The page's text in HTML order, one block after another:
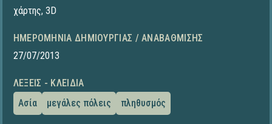
χάρτης, 3D
ΗΜΕΡΟΜΗΝΊΑ ΔΗΜΙΟΥΡΓΊΑΣ / ΑΝΑΒΆΘΜΙΣΗΣ
27/07/2013
ΛΈΞΕΙΣ - ΚΛΕΙΔΙΆ
Ασία
μεγάλες πόλεις πληθυσμός